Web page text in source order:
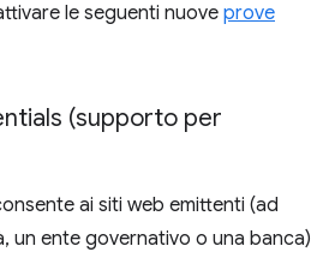
le seguenti nuove prove
(supporto per
ai siti web emittenti (ad
un ente governativo o una banca)